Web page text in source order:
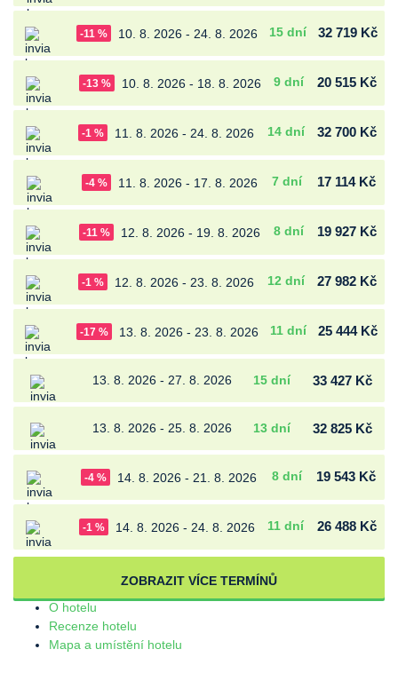
-11 % 10. 8. 2026 - 24. 8. 2026 15 dní 32 719 Kč
-13 % 10. 8. 2026 - 18. 8. 2026 9 dní 20 515 Kč
-1 % 11. 8. 2026 - 24. 8. 2026 14 dní 32 700 Kč
-4 % 11. 8. 2026 - 17. 8. 2026 7 dní 17 114 Kč
-11 % 12. 8. 2026 - 19. 8. 2026 8 dní 19 927 Kč
-1 % 12. 8. 2026 - 23. 8. 2026 12 dní 27 982 Kč
-17 % 13. 8. 2026 - 23. 8. 2026 11 dní 25 444 Kč
13. 8. 2026 - 27. 8. 2026 15 dní 33 427 Kč
13. 8. 2026 - 25. 8. 2026 13 dní 32 825 Kč
-4 % 14. 8. 2026 - 21. 8. 2026 8 dní 19 543 Kč
-1 % 14. 8. 2026 - 24. 8. 2026 11 dní 26 488 Kč
ZOBRAZIT VÍCE TERMÍNŮ
O hotelu
Recenze hotelu
Mapa a umístění hotelu